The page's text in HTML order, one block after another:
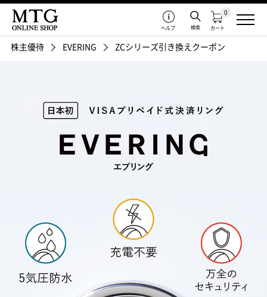
カート
0
検索
ヘルプ
株主優待 EVERING ZCシリーズ引き換えクーポン